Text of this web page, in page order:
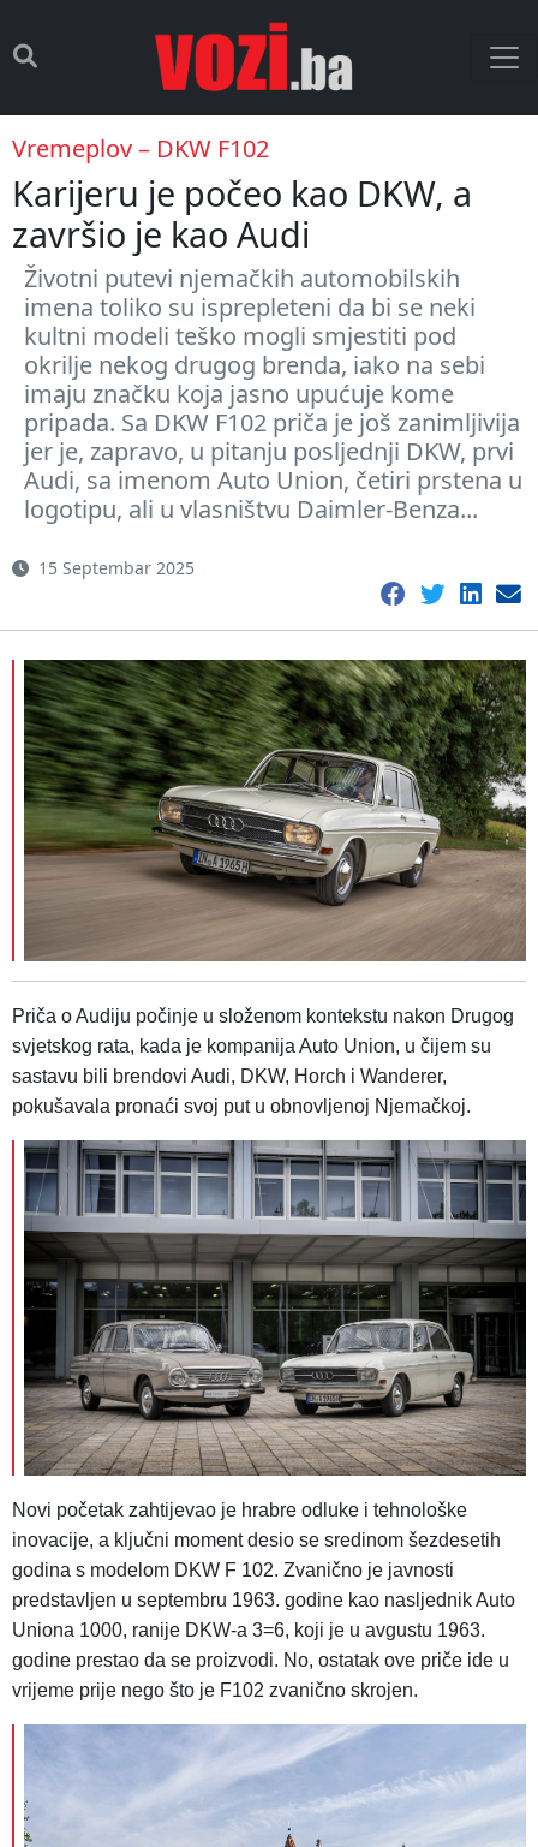
Vremeplov – DKW F102
Karijeru je počeo kao DKW, a
završio je kao Audi
Životni putevi njemačkih automobilskih
imena toliko su isprepleteni da bi se neki
kultni modeli teško mogli smjestiti pod
okrilje nekog drugog brenda, iako na sebi
imaju značku koja jasno upućuje kome
pripada. Sa DKW F102 priča je još zanimljivija
jer je, zapravo, u pitanju posljednji DKW, prvi
Audi, sa imenom Auto Union, četiri prstena u
logotipu, ali u vlasništvu Daimler-Benza...
15 Septembar 2025
Priča o Audiju počinje u složenom kontekstu nakon Drugog
svjetskog rata, kada je kompanija Auto Union, u čijem su
sastavu bili brendovi Audi, DKW, Horch i Wanderer,
pokušavala pronaći svoj put u obnovljenoj Njemačkoj.
Novi početak zahtijevao je hrabre odluke i tehnološke
inovacije, a ključni moment desio se sredinom šezdesetih
godina s modelom DKW F 102. Zvanično je javnosti
predstavljen u septembru 1963. godine kao nasljednik Auto
Uniona 1000, ranije DKW-a 3=6, koji je u avgustu 1963.
godine prestao da se proizvodi. No, ostatak ove priče ide u
vrijeme prije nego što je F102 zvanično skrojen.